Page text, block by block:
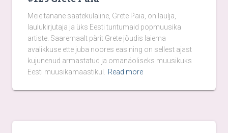
Meie tänane saatekülaline, Grete Paia, on laulja,
laulukirjutaja ja üks Eesti tuntumaid popmuusika
artiste. Saaremaalt pärit Grete jõudis laiema
avalikkuse ette juba noores eas ning on sellest ajast
kujunenud armastatud ja omanäoliseks muusikuks
Eesti muusikamaastikul.
Read more